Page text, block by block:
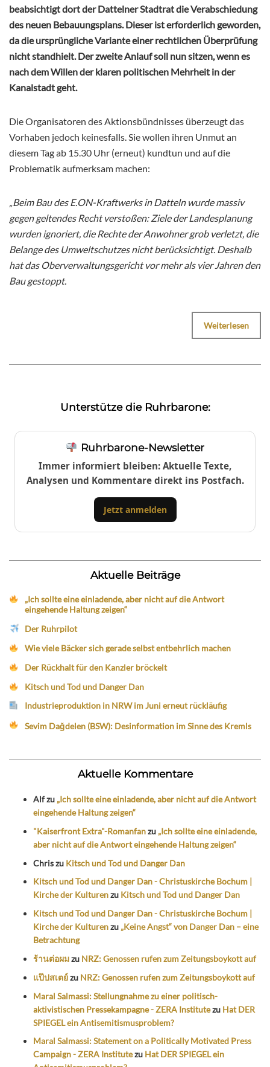
beabsichtigt dort der Dattelner Stadtrat die Verabschiedung
des neuen Bebauungsplans. Dieser ist erforderlich geworden,
da die ursprüngliche Variante einer rechtlichen Überprüfung
nicht standhielt. Der zweite Anlauf soll nun sitzen, wenn es
nach dem Willen der klaren politischen Mehrheit in der
Kanalstadt geht.
Die Organisatoren des Aktionsbündnisses überzeugt das
Vorhaben jedoch keinesfalls. Sie wollen ihren Unmut an
diesem Tag ab 15.30 Uhr (erneut) kundtun und auf die
Problematik aufmerksam machen:
„Beim Bau des E.ON-Kraftwerks in Datteln wurde massiv
gegen geltendes Recht verstoßen: Ziele der Landesplanung
wurden ignoriert, die Rechte der Anwohner grob verletzt, die
Belange des Umweltschutzes nicht berücksichtigt. Deshalb
hat das Oberverwaltungsgericht vor mehr als vier Jahren den
Bau gestoppt.
Weiterlesen
Unterstütze die Ruhrbarone:
Ruhrbarone-Newsletter
Immer informiert bleiben: Aktuelle Texte,
Analysen und Kommentare direkt ins Postfach.
Jetzt anmelden
Aktuelle Beiträge
„Ich sollte eine einladende, aber nicht auf die Antwort
eingehende Haltung zeigen“
Der Ruhrpilot
Wie viele Bäcker sich gerade selbst entbehrlich machen
Der Rückhalt für den Kanzler bröckelt
Kitsch und Tod und Danger Dan
Industrieproduktion in NRW im Juni erneut rückläufig
Sevim Dağdelen (BSW): Desinformation im Sinne des Kremls
Aktuelle Kommentare
Alfzu „Ich sollte eine einladende, aber nicht auf die Antwort
eingehende Haltung zeigen“
"Kaiserfront Extra"-Romanfanzu „Ich sollte eine einladende,
aber nicht auf die Antwort eingehende Haltung zeigen“
Chriszu Kitsch und Tod und Danger Dan
Kitsch und Tod und Danger Dan - Christuskirche Bochum |
Kirche der Kulturenzu Kitsch und Tod und Danger Dan
Kitsch und Tod und Danger Dan - Christuskirche Bochum |
Kirche der Kulturenzu „Keine Angst“ von Danger Dan – eine
Betrachtung
ร้านต่อผมzu NRZ: Genossen rufen zum Zeitungsboykott auf
แป๊ปสเตย์zu NRZ: Genossen rufen zum Zeitungsboykott auf
Maral Salmassi: Stellungnahme zu einer politisch-
aktivistischen Pressekampagne - ZERA Institutezu Hat DER
SPIEGEL ein Antisemitismusproblem?
Maral Salmassi: Statement on a Politically Motivated Press
Campaign - ZERA Institutezu Hat DER SPIEGEL ein